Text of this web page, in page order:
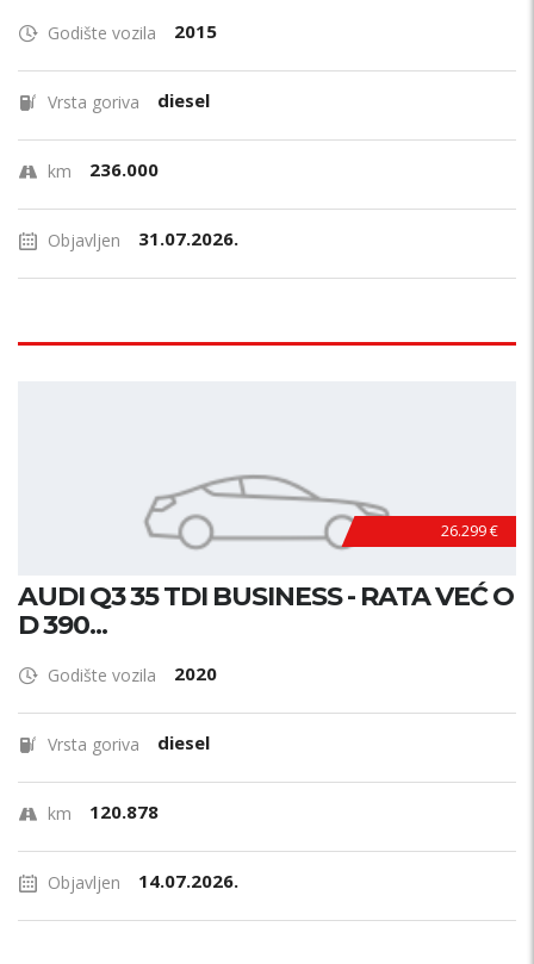
Godište vozila 2015
Vrsta goriva diesel
km 236.000
Objavljen 31.07.2026.
26.299 €
AUDI Q3 35 TDI BUSINESS - RATA VEĆ O
D 390...
Godište vozila 2020
Vrsta goriva diesel
km 120.878
Objavljen 14.07.2026.